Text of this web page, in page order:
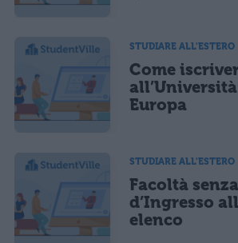
STUDIARE ALL'ESTERO
Come
Europa
STUDIARE ALL'ESTERO
Facoltà
d’Ingresso
elenco